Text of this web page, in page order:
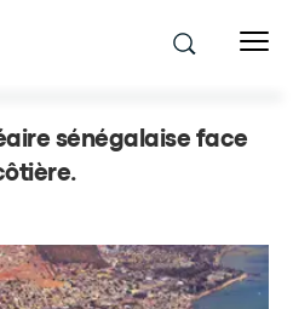
sénégalaise face
.